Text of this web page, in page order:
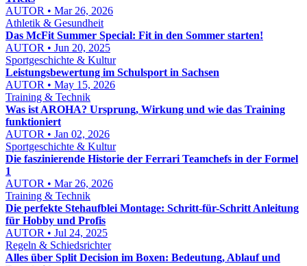
AUTOR • Mar 26, 2026
Athletik & Gesundheit
Das McFit Summer Special: Fit in den Sommer starten!
AUTOR • Jun 20, 2025
Sportgeschichte & Kultur
Leistungsbewertung im Schulsport in Sachsen
AUTOR • May 15, 2026
Training & Technik
Was ist AROHA? Ursprung, Wirkung und wie das Training
funktioniert
AUTOR • Jan 02, 2026
Sportgeschichte & Kultur
Die faszinierende Historie der Ferrari Teamchefs in der Formel
1
AUTOR • Mar 26, 2026
Training & Technik
Die perfekte Stehaufblei Montage: Schritt-für-Schritt Anleitung
für Hobby und Profis
AUTOR • Jul 24, 2025
Regeln & Schiedsrichter
Alles über Split Decision im Boxen: Bedeutung, Ablauf und